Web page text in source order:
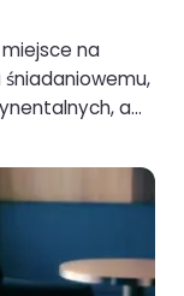
na
a
la carte,
dzięki